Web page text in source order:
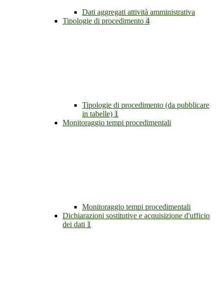
Dati aggregati attività amministrativa
Tipologie di procedimento 4
Tipologie di procedimento (da pubblicare
in tabelle) 1
Monitoraggio tempi procedimentali
Monitoraggio tempi procedimentali
Dichiarazioni sostitutive e acquisizione d'ufficio
dei dati 1